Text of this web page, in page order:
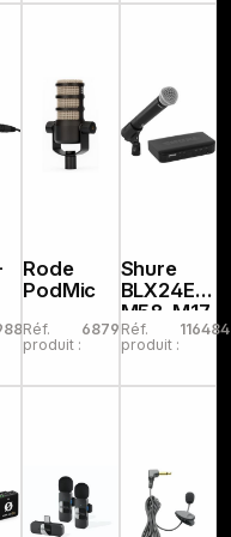
Rode
PodMic
Réf.
produit :
687955
Shure
BLX24E/S
M58-M17
Réf.
produit :
116484